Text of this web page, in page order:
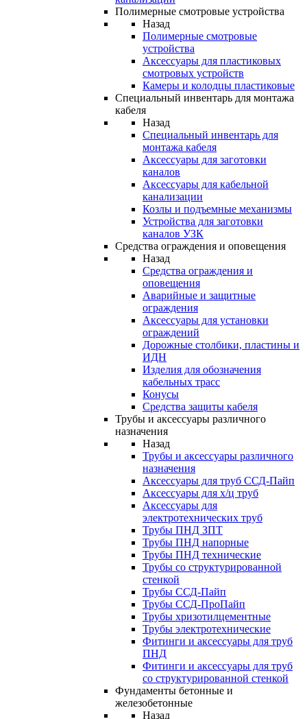
Полимерные смотровые устройства
Назад
Полимерные смотровые
устройства
Аксессуары для пластиковых
смотровых устройств
Камеры и колодцы пластиковые
Специальный инвентарь для монтажа
кабеля
Назад
Специальный инвентарь для
монтажа кабеля
Аксессуары для заготовки
каналов
Аксессуары для кабельной
канализации
Козлы и подъемные механизмы
Устройства для заготовки
каналов УЗК
Средства ограждения и оповещения
Назад
Средства ограждения и
оповещения
Аварийные и защитные
ограждения
Аксессуары для установки
ограждений
Дорожные столбики, пластины и
ИДН
Изделия для обозначения
кабельных трасс
Конусы
Средства защиты кабеля
Трубы и аксессуары различного
назначения
Назад
Трубы и аксессуары различного
назначения
Аксессуары для труб ССД-Пайп
Аксессуары для х/ц труб
Аксессуары для
электротехнических труб
Трубы ПНД ЗПТ
Трубы ПНД напорные
Трубы ПНД технические
Трубы со структурированной
стенкой
Трубы ССД-Пайп
Трубы ССД-ПроПайп
Трубы хризотилцементные
Трубы электротехнические
Фитинги и аксессуары для труб
ПНД
Фитинги и аксессуары для труб
со структурированной стенкой
Фундаменты бетонные и
железобетонные
Назад